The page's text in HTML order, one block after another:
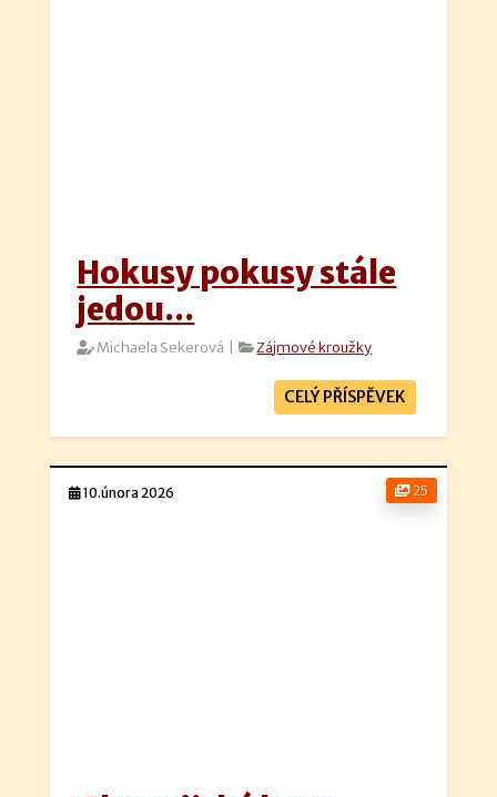
Hokusy pokusy stále
jedou...
Michaela Sekerová | Zájmové kroužky
CELÝ PŘÍSPĚVEK
25
10.února 2026